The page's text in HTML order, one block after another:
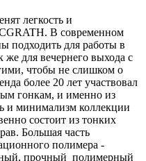
легкость и
В современном
подходить для работы в
для вечернего выхода с
чтобы не слишком о
более 20 лет участвовал
гонкам, и именно из
и минимализм коллекции
состоит из тонких
Большая часть
полимера -
прочный полимерный